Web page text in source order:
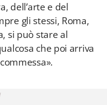
dell’arte e del
gli stessi, Roma,
si può stare al
che poi arriva